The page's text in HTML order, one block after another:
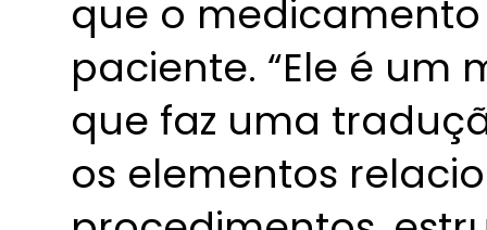
que o
paciente. “Ele é um
que faz uma
os elementos